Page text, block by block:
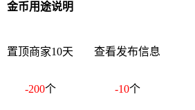
金币用途说明
置顶商家10天 查看发布信息
-200个 -10个